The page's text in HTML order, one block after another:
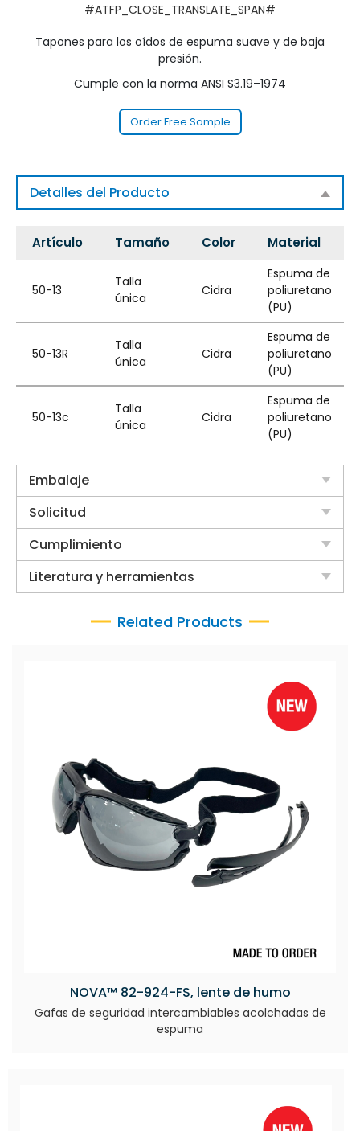
#ATFP_CLOSE_TRANSLATE_SPAN#
Tapones para los oídos de espuma suave y de baja
presión.
Cumple con la norma ANSI S3.19–1974
Order Free Sample
Detalles del Producto
Artículo Tamaño Color Material
50-13
Talla
única
Cidra
Espuma de
poliuretano
(PU)
50-13R
Talla
única
Cidra
Espuma de
poliuretano
(PU)
50-13c
Talla
única
Cidra
Espuma de
poliuretano
(PU)
Embalaje
Solicitud
Cumplimiento
Literatura y herramientas
Related Products
NOVA™ 82-924-FS, lente de humo
Gafas de seguridad intercambiables acolchadas de
espuma